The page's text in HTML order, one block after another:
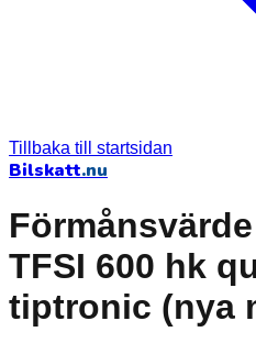
Tillbaka till startsidan
Bilskatt.nu
TFSI 600 hk
tiptronic (nya